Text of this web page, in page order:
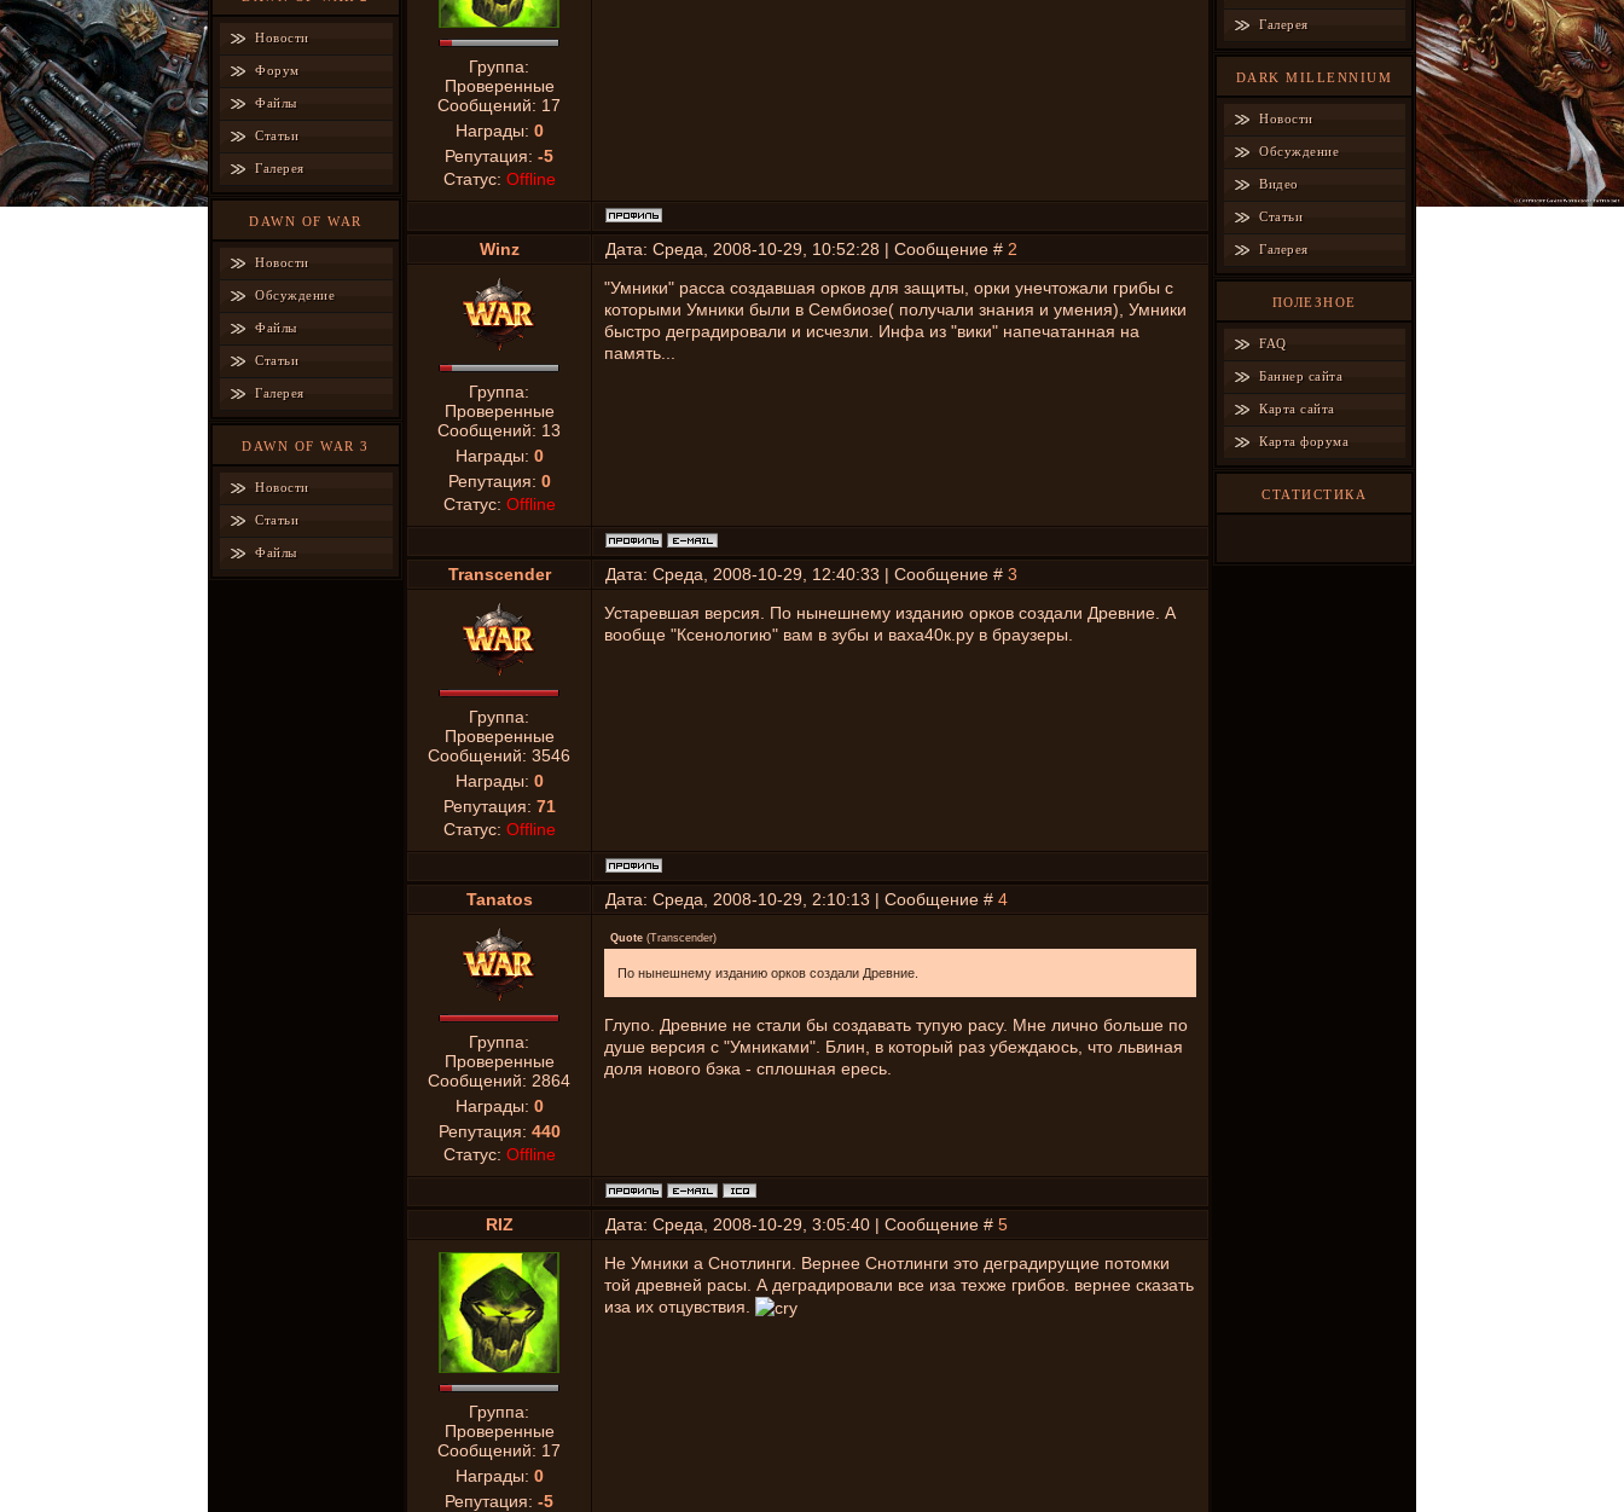
Новости
Форум
Файлы
Статьи
Галерея
DAWN OF WAR
Новости
Обсуждение
Файлы
Статьи
Галерея
DAWN OF WAR 3
Новости
Статьи
Файлы
Группа:
Проверенные
Сообщений: 17
Награды: 0
Репутация: -5
Статус: Offline
Winz Дата: Среда, 2008-10-29, 10:52:28 | Сообщение # 2
Группа:
Проверенные
Сообщений: 13
Награды: 0
Репутация: 0
Статус: Offline
"Умники" расса создавшая орков для защиты, орки унечтожали грибы с
которыми Умники были в Сембиозе( получали знания и умения), Умники
быстро деградировали и исчезли. Инфа из "вики" напечатанная на
память...
Transcender Дата: Среда, 2008-10-29, 12:40:33 | Сообщение # 3
Группа:
Проверенные
Сообщений: 3546
Награды: 0
Репутация: 71
Статус: Offline
Устаревшая версия. По нынешнему изданию орков создали Древние. А
вообще "Ксенологию" вам в зубы и ваха40к.ру в браузеры.
Tanatos Дата: Среда, 2008-10-29, 2:10:13 | Сообщение # 4
Группа:
Проверенные
Сообщений: 2864
Награды: 0
Репутация: 440
Статус: Offline
Quote (Transcender)
По нынешнему изданию орков создали Древние.
Глупо. Древние не стали бы создавать тупую расу. Мне лично больше по
душе версия с "Умниками". Блин, в который раз убеждаюсь, что львиная
доля нового бэка - сплошная ересь.
RIZ Дата: Среда, 2008-10-29, 3:05:40 | Сообщение # 5
Группа:
Проверенные
Сообщений: 17
Награды: 0
Репутация: -5
Не Умники а Снотлинги. Вернее Снотлинги это деградирущие потомки
той древней расы. А деградировали все иза техже грибов. вернее сказать
иза их отцувствия.
Галерея
DARK MILLENNIUM
Новости
Обсуждение
Видео
Статьи
Галерея
ПОЛЕЗНОЕ
FAQ
Баннер сайта
Карта сайта
Карта форума
СТАТИСТИКА